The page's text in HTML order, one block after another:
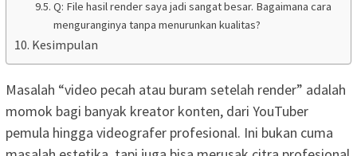
Q: File hasil render saya jadi sangat besar. Bagaimana cara
menguranginya tanpa menurunkan kualitas?
Kesimpulan
Masalah “video pecah atau buram setelah render” adalah
momok bagi banyak kreator konten, dari YouTuber
pemula hingga videografer profesional. Ini bukan cuma